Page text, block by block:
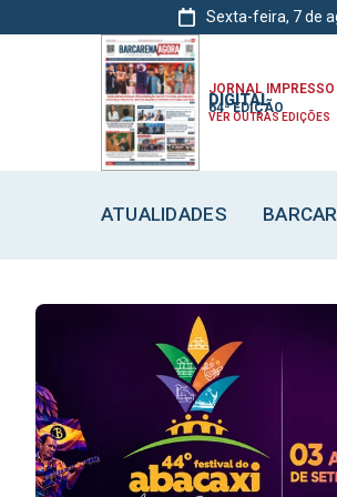
Sexta-feira, 7 de
JORNAL IMPRESSO
DIGITAL
64ª EDIÇÃO
VER OUTRAS EDIÇÕES
ATUALIDADES